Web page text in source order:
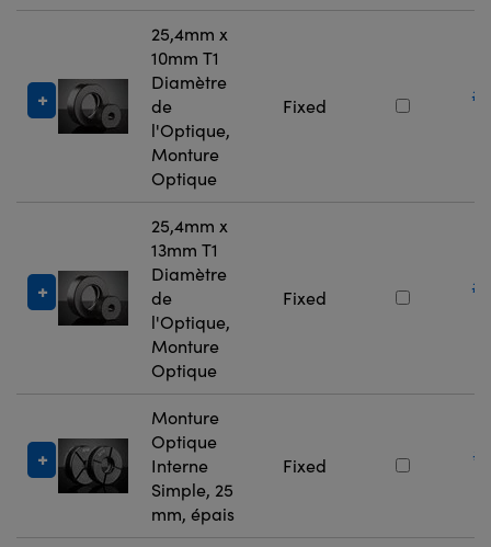
25,4mm x
10mm T1
Diamètre
de
l'Optique,
Monture
Optique
Fixed
25,4mm x
13mm T1
Diamètre
de
l'Optique,
Monture
Optique
Fixed
Monture
Optique
Interne
Simple, 25
mm, épais
Fixed